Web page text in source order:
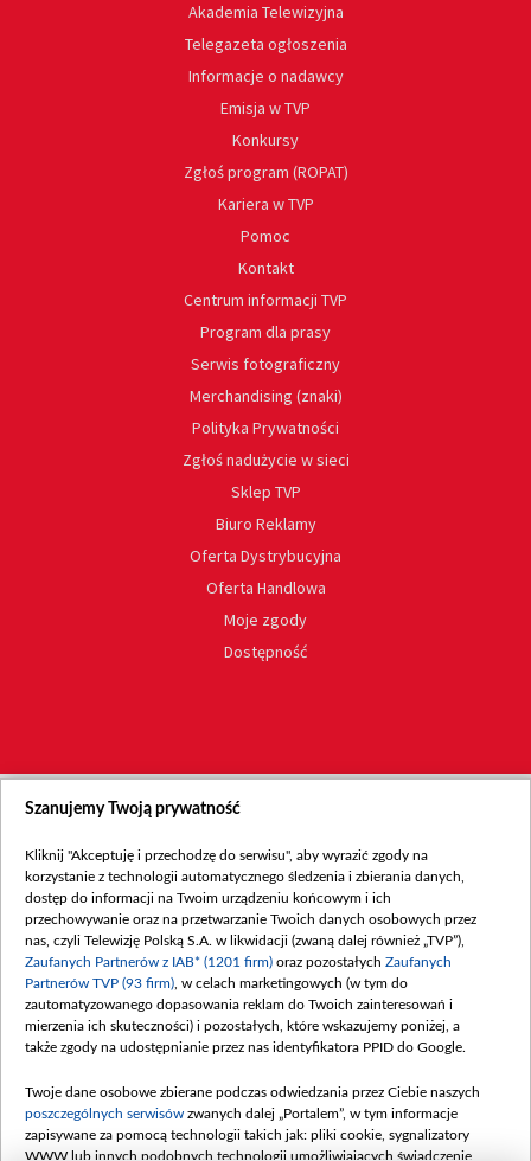
Akademia Telewizyjna
Telegazeta ogłoszenia
Informacje o nadawcy
Emisja w TVP
Konkursy
Zgłoś program (ROPAT)
Kariera w TVP
Pomoc
Kontakt
Centrum informacji TVP
Program dla prasy
Serwis fotograficzny
Merchandising (znaki)
Polityka Prywatności
Zgłoś nadużycie w sieci
Sklep TVP
Biuro Reklamy
Oferta Dystrybucyjna
Oferta Handlowa
Moje zgody
Dostępność
Szanujemy Twoją prywatność
Kliknij "Akceptuję i przechodzę do serwisu", aby wyrazić zgody na
korzystanie z technologii automatycznego śledzenia i zbierania danych,
dostęp do informacji na Twoim urządzeniu końcowym i ich
przechowywanie oraz na przetwarzanie Twoich danych osobowych przez
nas, czyli Telewizję Polską S.A. w likwidacji (zwaną dalej również „TVP”),
Zaufanych Partnerów z IAB* (1201 firm) oraz pozostałych Zaufanych
Partnerów TVP (93 firm) , w celach marketingowych (w tym do
zautomatyzowanego dopasowania reklam do Twoich zainteresowań i
mierzenia ich skuteczności) i pozostałych, które wskazujemy poniżej, a
także zgody na udostępnianie przez nas identyfikatora PPID do Google.
Twoje dane osobowe zbierane podczas odwiedzania przez Ciebie naszych
poszczególnych serwisów zwanych dalej „Portalem”, w tym informacje
zapisywane za pomocą technologii takich jak: pliki cookie, sygnalizatory
WWW lub innych podobnych technologii umożliwiających świadczenie